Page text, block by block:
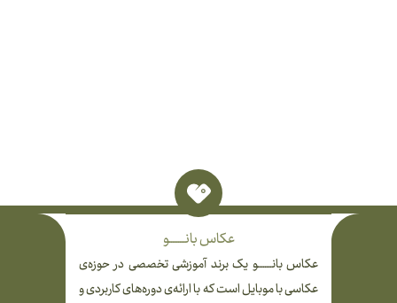
عکاس بانـــــــــو
عکاس بانــــــــو یک برند آموزشی تخصصی در حوزه‌ی
عکاسی با موبایل است که با ارائه‌ی دوره‌های کاربردی و